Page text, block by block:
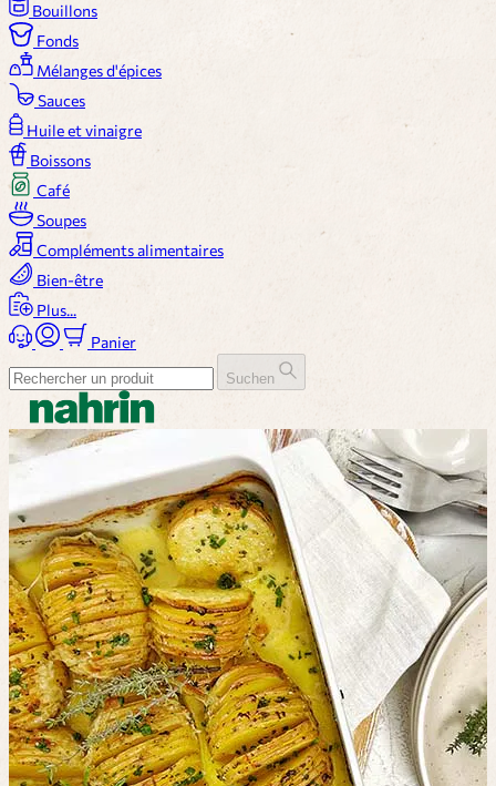
Bouillons
Fonds
Mélanges d'épices
Sauces
Huile et vinaigre
Boissons
Café
Soupes
Compléments alimentaires
Bien-être
Plus...
Panier
Suchen